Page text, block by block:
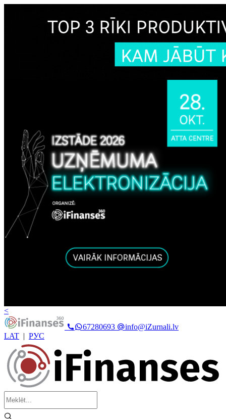
<
67280693
info@iZurnali.lv
LAT | РУС